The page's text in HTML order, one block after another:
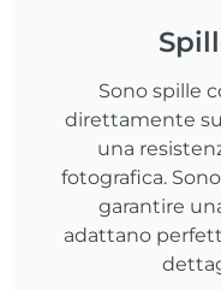
Sono spille
direttamente
una
fotografica.
garantire
adattano